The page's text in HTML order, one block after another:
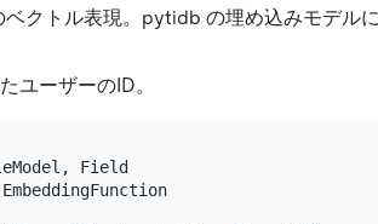
ベクトル表現。pytidb の埋め込みモデル
ユーザーのID。
EmbeddingFunction